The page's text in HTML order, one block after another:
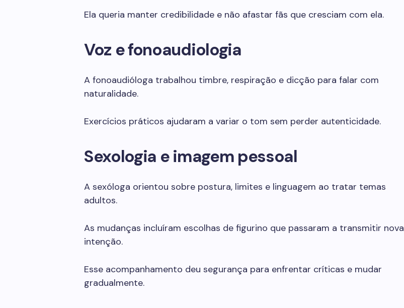
Ela queria manter credibilidade e não afastar fãs que cresciam com ela.
Voz e fonoaudiologia
A fonoaudióloga trabalhou timbre, respiração e dicção para falar com
naturalidade.
Exercícios práticos ajudaram a variar o tom sem perder autenticidade.
Sexologia e imagem pessoal
A sexóloga orientou sobre postura, limites e linguagem ao tratar temas
adultos.
As mudanças incluíram escolhas de figurino que passaram a transmitir nova
intenção.
Esse acompanhamento deu segurança para enfrentar críticas e mudar
gradualmente.